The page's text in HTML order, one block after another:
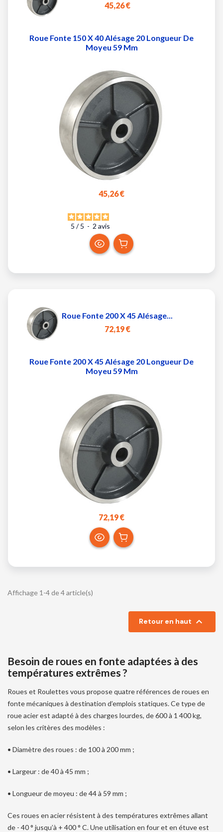
45,26 €
Roue Fonte 150 X 40 Alésage 20 Longueur De
Moyeu 59 Mm
45,26 €
5 / 5 - 2 avis
Roue Fonte 200 X 45 Alésage...
72,19 €
Roue Fonte 200 X 45 Alésage 20 Longueur De
Moyeu 59 Mm
72,19 €
Affichage 1-4 de 4 article(s)
Retour en haut 
Besoin de roues en fonte adaptées à des
températures extrêmes ?
Roues et Roulettes vous propose quatre références de roues en
fonte mécaniques à destination d’emplois statiques. Ce type de
roue acier est adapté à des charges lourdes, de 600 à 1 400 kg,
selon les critères des modèles :
• Diamètre des roues : de 100 à 200 mm ;
• Largeur : de 40 à 45 mm ;
• Longueur de moyeu : de 44 à 59 mm ;
Ces roues en acier résistent à des températures extrêmes allant
de - 40 ° jusqu’à + 400 ° C. Une utilisation en four et en étuve est